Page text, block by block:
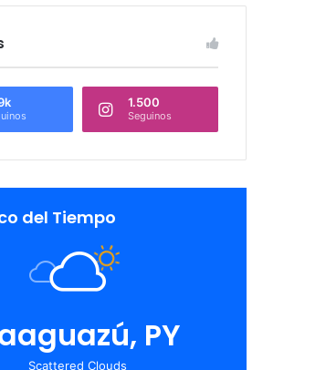
1.500
Seguinos
del Tiempo
PY
Scattered Clouds